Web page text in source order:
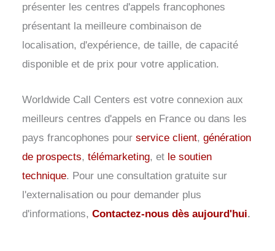
présenter les centres d'appels francophones
présentant la meilleure combinaison de
localisation, d'expérience, de taille, de capacité
disponible et de prix pour votre application.
Worldwide Call Centers est votre connexion aux
meilleurs centres d'appels en France ou dans les
pays francophones pourservice client, génération
de prospects,télémarketing, et le soutien
technique. Pour une consultation gratuite sur
l'externalisation ou pour demander plus
d'informations,Contactez-nous dès aujourd'hui.